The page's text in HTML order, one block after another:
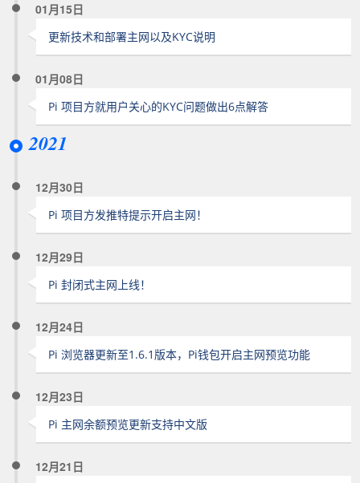
01月15日
更新技术和部署主网以及KYC说明
01月08日
Pi 项目方就用户关心的KYC问题做出6点解答
2021
12月30日
Pi 项目方发推特提示开启主网！
12月29日
Pi 封闭式主网上线！
12月24日
Pi 浏览器更新至1.6.1版本，Pi钱包开启主网预览功能
12月23日
Pi 主网余额预览更新支持中文版
12月21日